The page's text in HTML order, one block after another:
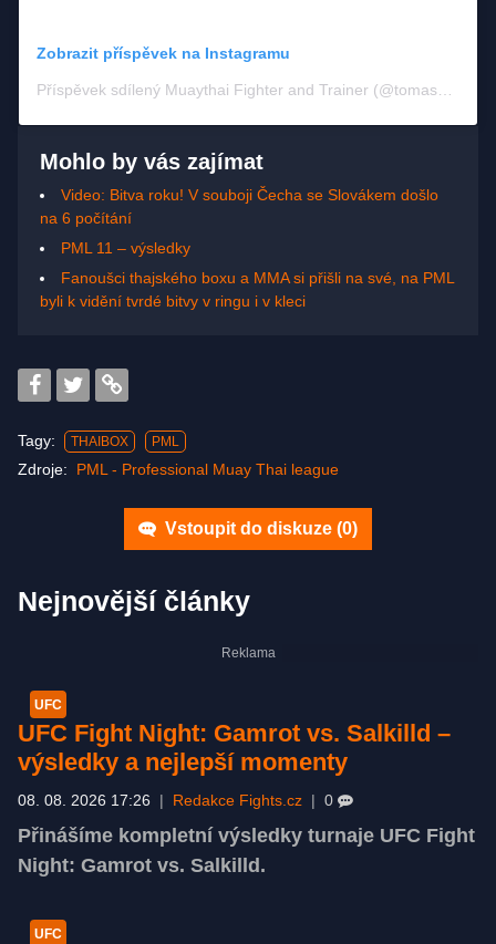
Zobrazit příspěvek na Instagramu
Příspěvek sdílený Muaythai Fighter and Trainer (@tomas_tadlanek)
Mohlo by vás zajímat
Video: Bitva roku! V souboji Čecha se Slovákem došlo
na 6 počítání
PML 11 – výsledky
Fanoušci thajského boxu a MMA si přišli na své, na PML
byli k vidění tvrdé bitvy v ringu i v kleci
Tagy: THAIBOX PML
Zdroje: PML - Professional Muay Thai league
Vstoupit do diskuze (0)
Nejnovější články
UFC
UFC Fight Night: Gamrot vs. Salkilld –
výsledky a nejlepší momenty
08. 08. 2026 17:26 | Redakce Fights.cz | 0
Přinášíme kompletní výsledky turnaje UFC Fight
Night: Gamrot vs. Salkilld.
UFC